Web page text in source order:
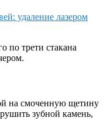
удаление лазером
по трети стакана
на смоченную щетину
зубной камень,